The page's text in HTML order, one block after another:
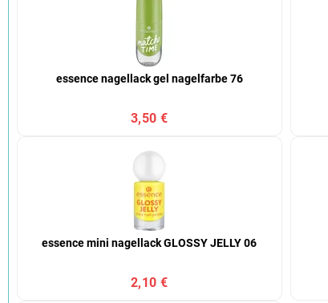
essence nagellack gel nagelfarbe 76
3,50 €
essence mini nagellack GLOSSY JELLY 06
2,10 €